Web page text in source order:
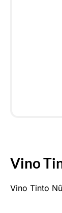
Vino
Vino Tinto